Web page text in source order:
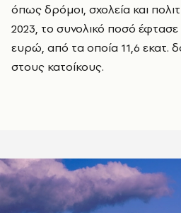
όπως δρόμοι, σχολεία και
2023, το συνολικό ποσό
ευρώ, από τα οποία 11,6 εκατ.
στους κατοίκους.